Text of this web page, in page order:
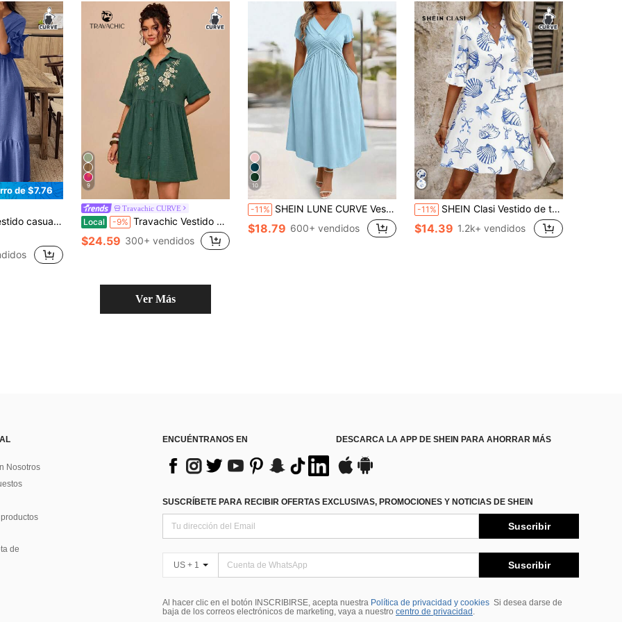
de $7.76
con lazo decorativo en unicolor
9
Travachic CURVE
Local -9% Travachic Vestido de patchwork con cuello de camisa, mangas de murciélago y bordado floral, de algodón y talla grande
$24.59 300+ vendidos
10
-11% SHEIN LUNE CURVE Vestido de verano informal de talla grande de unicolor con cuello en V, cintura ceñida y bolsillo en diagonal, para el atuendo de mujer de talla grande para el Día de Acción de Gracias
$18.79 600+ vendidos
-11% SHEIN Clasi Vestido de talla grande con estampado de estrella de mar y concha, adecuado para el verano
$14.39 1.2k+ vendidos
Ver Más
Nosotros
de
ENCUÉNTRANOS EN DESCARCA LA APP DE SHEIN PARA AHORRAR MÁS
SUSCRÍBETE PARA RECIBIR OFERTAS EXCLUSIVAS, PROMOCIONES Y NOTICIAS DE SHEIN
Suscribir
US + 1 Suscribir
Al hacer clic en el botón INSCRIBIRSE, acepta nuestra Política de privacidad y cookies Si desea darse de
baja de los correos electrónicos de marketing, vaya a nuestro centro de privacidad .